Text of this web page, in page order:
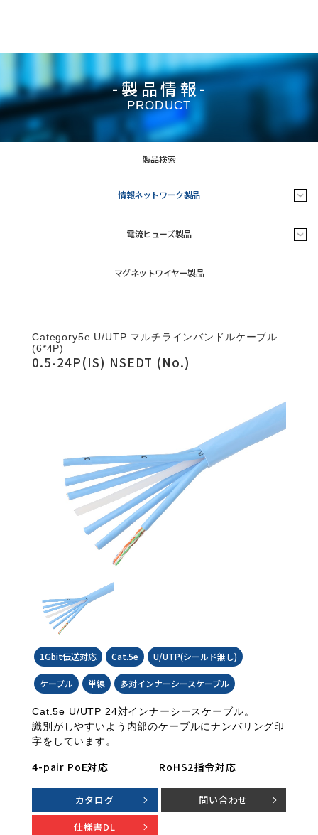
-製品情報-
PRODUCT
製品検索
情報ネットワーク製品
電流ヒューズ製品
マグネットワイヤー製品
Category5e U/UTP マルチラインバンドルケーブル
(6*4P)
0.5-24P(IS) NSEDT (No.)
1Gbit伝送対応 Cat.5e U/UTP(シールド無し)
ケーブル 単線 多対インナーシースケーブル
Cat.5e U/UTP 24対インナーシースケーブル。
識別がしやすいよう内部のケーブルにナンバリング印
字をしています。
4-pair PoE対応 RoHS2指令対応
カタログ
問い合わせ
仕様書DL